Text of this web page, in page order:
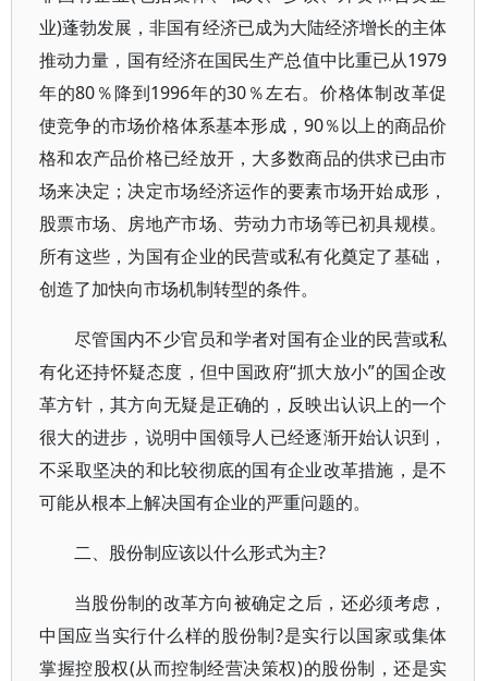
业)蓬勃发展，非国有经济已成为大陆经济增长的主体
推动力量，国有经济在国民生产总值中比重已从1979
年的80％降到1996年的30％左右。价格体制改革促
使竞争的市场价格体系基本形成，90％以上的商品价
格和农产品价格已经放开，大多数商品的供求已由市
场来决定；决定市场经济运作的要素市场开始成形，
股票市场、房地产市场、劳动力市场等已初具规模。
所有这些，为国有企业的民营或私有化奠定了基础，
创造了加快向市场机制转型的条件。
尽管国内不少官员和学者对国有企业的民营或私
有化还持怀疑态度，但中国政府“抓大放小”的国企改
革方针，其方向无疑是正确的，反映出认识上的一个
很大的进步，说明中国领导人已经逐渐开始认识到，
不采取坚决的和比较彻底的国有企业改革措施，是不
可能从根本上解决国有企业的严重问题的。
二、股份制应该以什么形式为主?
当股份制的改革方向被确定之后，还必须考虑，
中国应当实行什么样的股份制?是实行以国家或集体
掌握控股权(从而控制经营决策权)的股份制，还是实